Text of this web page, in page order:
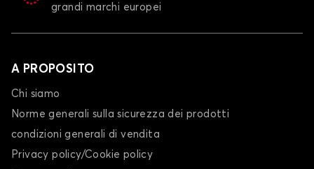
grandi marchi europei
A PROPOSITO
Chi siamo
Norme generali sulla sicurezza dei prodotti
condizioni generali di vendita
Privacy policy/Cookie policy